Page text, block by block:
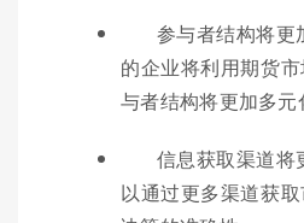
参与者结构将更
的企业将利用期货
与者结构将更加多元
信息获取渠道将
以通过更多渠道获